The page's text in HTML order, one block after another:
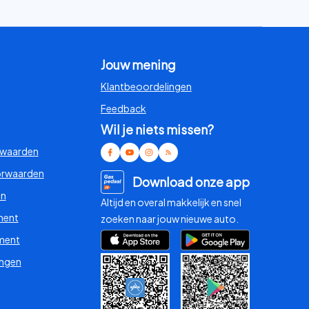
Jouw mening
Klantbeoordelingen
Feedback
Wil je niets missen?
Download onze app
Altijd en overal makkelijk en snel
zoeken naar jouw nieuwe auto.